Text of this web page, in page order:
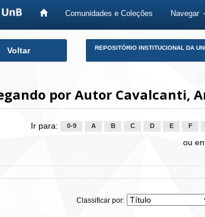
Comunidades e Coleções Navegar
Voltar REPOSITÓRIO INSTITUCIONAL DA
por Autor Cavalcanti,
Ir para: 0-9 A B C D E F
ou
Classificar por: